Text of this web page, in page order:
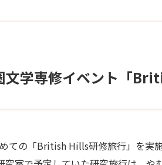
文学専修イベント「
ての「British Hills研修旅行」を実施